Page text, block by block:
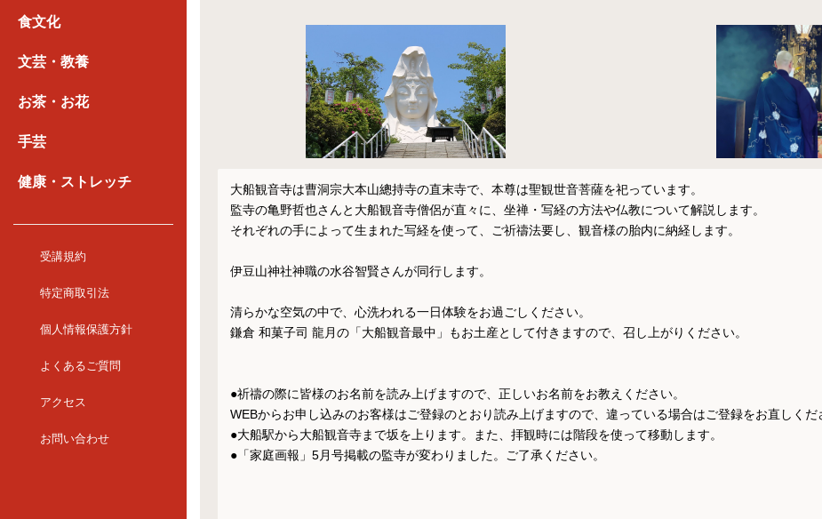
食文化
文芸・教養
お茶・お花
手芸
健康・ストレッチ
受講規約
特定商取引法
個人情報保護方針
よくあるご質問
アクセス
お問い合わせ
大船観音寺は曹洞宗大本山總持寺の直末寺で、本尊は聖観世音菩薩を祀っています。
監寺の亀野哲也さんと大船観音寺僧侶が直々に、坐禅・写経の方法や仏教について解説します。
それぞれの手によって生まれた写経を使って、ご祈禱法要し、観音様の胎内に納経します。
伊豆山神社神職の水谷智賢さんが同行します。
清らかな空気の中で、心洗われる一日体験をお過ごしください。
鎌倉 和菓子司 龍月の「大船観音最中」もお土産として付きますので、召し上がりください。
●祈禱の際に皆様のお名前を読み上げますので、正しいお名前をお教えください。
WEBからお申し込みのお客様はご登録のとおり読み上げますので、違っている場合はご登録をお直しくだ
●大船駅から大船観音寺まで坂を上ります。また、拝観時には階段を使って移動します。
●「家庭画報」5月号掲載の監寺が変わりました。ご了承ください。